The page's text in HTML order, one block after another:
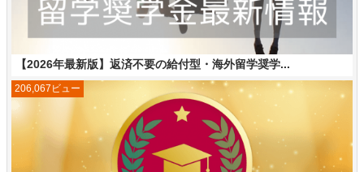
【2026年最新版】返済不要の給付型・海外留学奨学...
206,067ビュー